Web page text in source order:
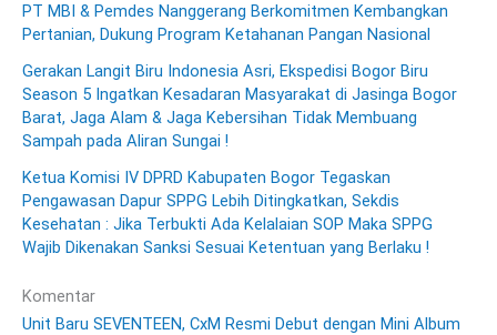
PT MBI & Pemdes Nanggerang Berkomitmen Kembangkan
Pertanian, Dukung Program Ketahanan Pangan Nasional
Gerakan Langit Biru Indonesia Asri, Ekspedisi Bogor Biru
Season 5 Ingatkan Kesadaran Masyarakat di Jasinga Bogor
Barat, Jaga Alam & Jaga Kebersihan Tidak Membuang
Sampah pada Aliran Sungai !
Ketua Komisi IV DPRD Kabupaten Bogor Tegaskan
Pengawasan Dapur SPPG Lebih Ditingkatkan, Sekdis
Kesehatan : Jika Terbukti Ada Kelalaian SOP Maka SPPG
Wajib Dikenakan Sanksi Sesuai Ketentuan yang Berlaku !
Komentar
Unit Baru SEVENTEEN, CxM Resmi Debut dengan Mini Album